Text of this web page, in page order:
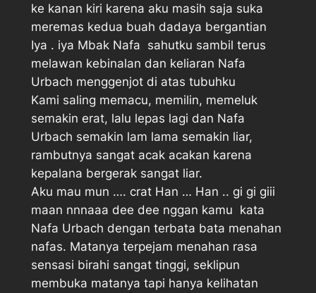
ke kanan kiri karena aku masih saja suka
meremas kedua buah dadaya bergantian
Iya . iya Mbak Nafa  sahutku sambil terus
melawan kebinalan dan keliaran Nafa
Urbach menggenjot di atas tubuhku
Kami saling memacu, memilin, memeluk
semakin erat, lalu lepas lagi dan Nafa
Urbach semakin lam lama semakin liar,
rambutnya sangat acak acakan karena
kepalana bergerak sangat liar.
Aku mau mun …. crat Han … Han .. gi gi giii
maan nnnaaa dee dee nggan kamu  kata
Nafa Urbach dengan terbata bata menahan
nafas. Matanya terpejam menahan rasa
sensasi birahi sangat tinggi, seklipun
membuka matanya tapi hanya kelihatan